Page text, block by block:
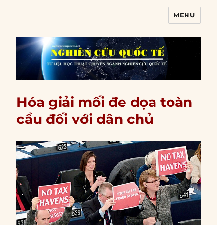
MENU
Hóa giải mối đe dọa toàn
cầu đối với dân chủ